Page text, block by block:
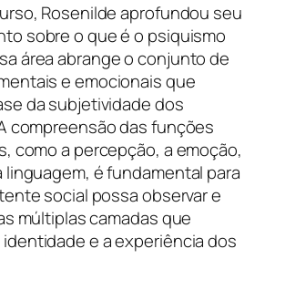
Rosenilde aprofundou seu
sobre o que é o psiquismo
área abrange o conjunto de
e emocionais que
da subjetividade dos
compreensão das funções
como a percepção, a emoção,
linguagem, é fundamental para
social possa observar e
múltiplas camadas que
e a experiência dos